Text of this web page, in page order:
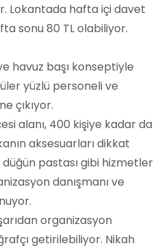
Lokantada hafta içi davet
sonu 80 TL olabiliyor.
havuz başı konseptiyle
yüzlü personeli ve
çıkıyor.
alanı, 400 kişiye kadar da
aksesuarları dikkat
pastası gibi hizmetler
danışmanı ve
organizasyon
getirilebiliyor. Nikah